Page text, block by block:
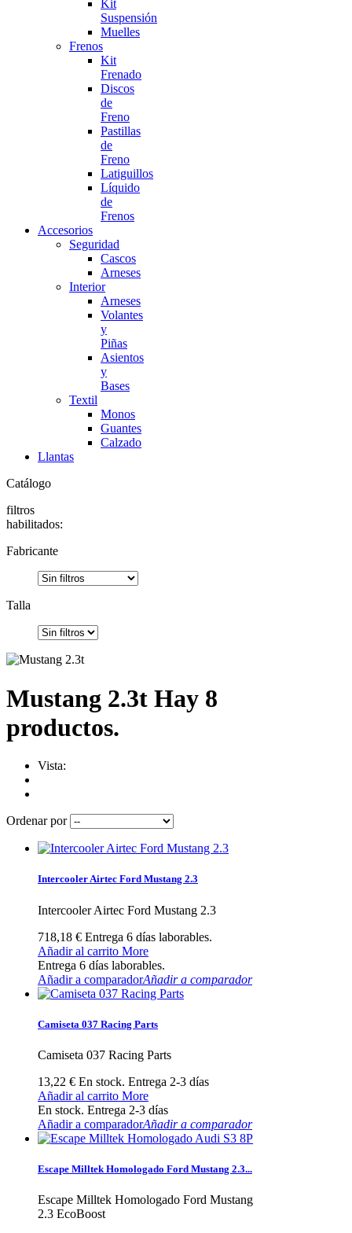
Kit
Suspensión
Muelles
Frenos
Kit
Frenado
Discos
de
Freno
Pastillas
de
Freno
Latiguillos
Líquido
de
Frenos
Accesorios
Seguridad
Cascos
Arneses
Interior
Arneses
Volantes
y
Piñas
Asientos
y
Bases
Textil
Monos
Guantes
Calzado
Llantas
Catálogo
filtros
habilitados:
Fabricante
Talla
Mustang 2.3t Hay 8
productos.
Vista:
Ordenar por
Intercooler Airtec Ford Mustang 2.3
Intercooler Airtec Ford Mustang 2.3
718,18 € Entrega 6 días laborables.
Añadir al carrito More
Entrega 6 días laborables.
Añadir a comparadorAñadir a comparador
Camiseta 037 Racing Parts
Camiseta 037 Racing Parts
13,22 € En stock. Entrega 2-3 días
Añadir al carrito More
En stock. Entrega 2-3 días
Añadir a comparadorAñadir a comparador
Escape Milltek Homologado Ford Mustang 2.3...
Escape Milltek Homologado Ford Mustang
2.3 EcoBoost